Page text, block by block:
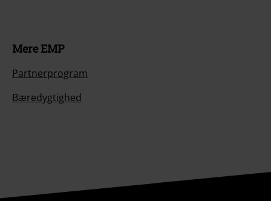
Mere EMP
Partnerprogram
Bæredygtighed